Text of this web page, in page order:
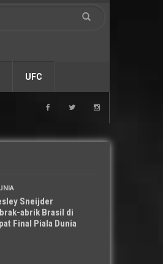
UFC
Sneijder
abrik Brasil di
Final Piala Dunia